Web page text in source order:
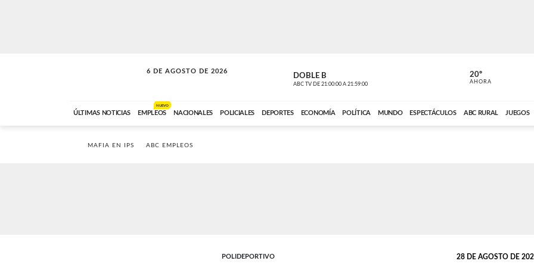
6 DE AGOSTO DE 2026
SOLO MÚSICA DOBLE B
ABC TV DE 21:00:00 A 21:59:00 ABC CARDINAL
20º
AHORA
ÚLTIMAS NOTICIAS EMPLEOS
NUEVO
NACIONALES POLICIALES DEPORTES ECONOMÍA POLÍTICA MUNDO ESPECTÁCULOS ABC RURAL JUEGOS
MAFIA EN IPS ABC EMPLEOS
POLIDEPORTIVO 28 DE AGOSTO DE